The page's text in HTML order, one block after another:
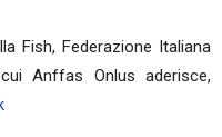
Fish, Federazione Italiana
Anffas Onlus aderisce,